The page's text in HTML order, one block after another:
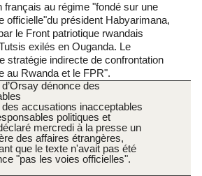
français au régime "fondé sur une
officielle"du président Habyarimana,
le Front patriotique rwandais
exilés en Ouganda. Le
stratégie indirecte de confrontation
au Rwanda et le FPR".
dénonce des
accusations inacceptables
politiques et
mercredi à la presse un
des affaires étrangères,
que le texte n'avait pas été
"pas les voies officielles".